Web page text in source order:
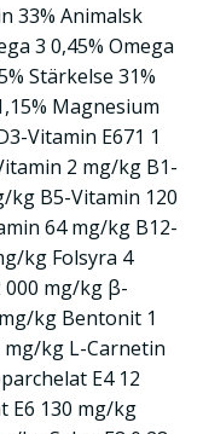
33% Animalsk
3 0,45% Omega
Stärkelse 31%
Magnesium
Vitamin E671 1
2 mg/kg B1-
kg B5-Vitamin 120
64 mg/kg B12-
kg Folsyra 4
000 mg/kg β-
kg Bentonit 1
mg/kg L-Carnetin
E4 12
E6 130 mg/kg